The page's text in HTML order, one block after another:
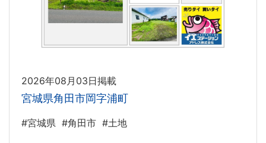
2026年08月03日掲載
宮城県角田市岡字浦町
#宮城県 #角田市 #土地